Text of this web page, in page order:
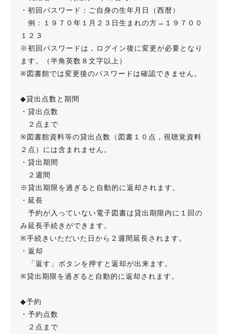
・初回パスワード：ご自身の生年月日（西暦）
例：１９７０年１月２３日生まれの方→１９７００
１２３
※初回パスワードは，ログイン後に変更が必要となり
ます。（半角英数８文字以上）
※図書館では変更後のパスワードは確認できません。
◆貸出点数と期間
・貸出点数
２点まで
※図書館資料等の貸出点数（図書１０点，視聴覚資料
２点）には含まれません。
・貸出期間
２週間
※貸出期限を過ぎると自動的に返却されます。
・延長
予約が入っていない電子図書は貸出期限内に１回の
み延長手続きができます。
※手続きいただいた日から２週間延長されます。
・返却
「返す」ボタンを押すと返却が出来ます。
※貸出期限を過ぎると自動的に返却されます。
◆予約
・予約点数
２点まで